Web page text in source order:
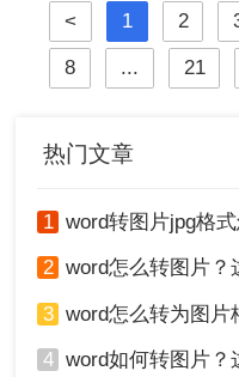
文档如何转图片文件的方
能够帮助到你解决问题。
< 1 2
8 ... 21
热门文章
1 word转图片jpg格式
2 word怎么转图片？
3 word怎么转为图片
4 word如何转图片？